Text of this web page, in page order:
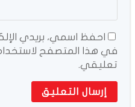
احفظ اسمي، بريدي
في هذا المتصفح
تعليقي.